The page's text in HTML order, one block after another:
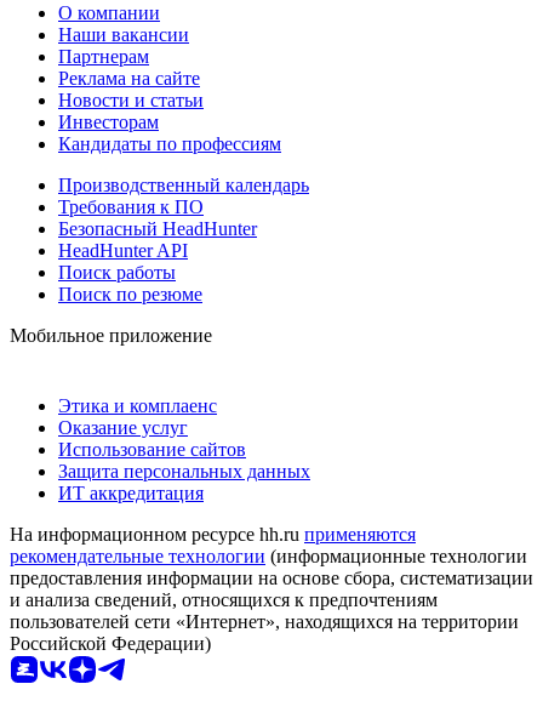
О компании
Наши вакансии
Партнерам
Реклама на сайте
Новости и статьи
Инвесторам
Кандидаты по профессиям
Производственный календарь
Требования к ПО
Безопасный HeadHunter
HeadHunter API
Поиск работы
Поиск по резюме
Мобильное приложение
Этика и комплаенс
Оказание услуг
Использование сайтов
Защита персональных данных
ИТ аккредитация
На информационном ресурсе hh.ru применяются
рекомендательные технологии (информационные технологии
предоставления информации на основе сбора, систематизации
и анализа сведений, относящихся к предпочтениям
пользователей сети «Интернет», находящихся на территории
Российской Федерации)